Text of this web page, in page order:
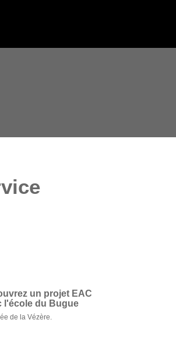
un projet EAC
l'école du Bugue
de la Vézère.